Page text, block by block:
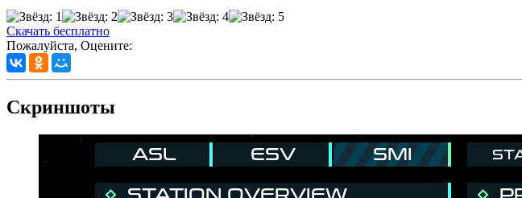
Скачать бесплатно
Пожалуйста, Оцените:
Скриншоты